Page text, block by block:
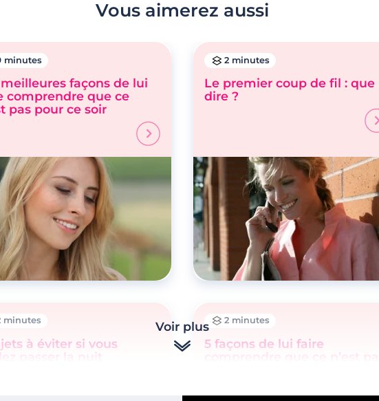
Vous aimerez aussi
minutes
façons de lui
comprendre que ce
pas pour ce soir
2 minutes
Le premier coup de fil : que
dire ?
minutes
à éviter si vous
passer la nuit
2 minutes
5 façons de lui faire
comprendre que ce n’est pas
Voir plus